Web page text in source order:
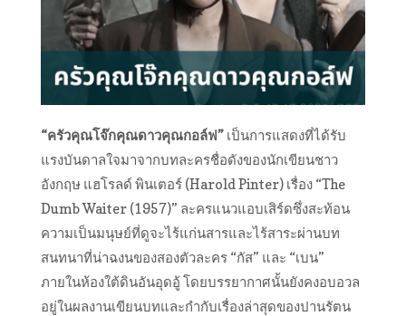
“ครัวคุณโจ๊กคุณดาวคุณกอล์ฟ” เป็นการแสดงที่ได้รับ
แรงบันดาลใจมาจากบทละครชื่อดังของนักเขียนชาว
อังกฤษ แฮโรลด์ พินเตอร์ (Harold Pinter) เรื่อง “The
Dumb Waiter (1957)” ละครแนวแอบเสิร์ดซึ่งสะท้อน
ความเป็นมนุษย์ที่ดูจะไร้แก่นสารและไร้สาระผ่านบท
สนทนาที่น่าฉงนของสองตัวละคร “กัส” และ “เบน”
ภายในห้องใต้ดินอันอุดอู้ โดยบรรยากาศนั้นยังคงอบอวล
อยู่ในผลงานเขียนบทและกำกับเรื่องล่าสุดของปานรัตน